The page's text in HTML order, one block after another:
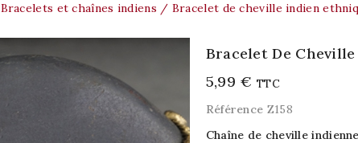
Bracelets et chaînes indiens Bracelet de cheville indien
Bracelet De
5,99 € TTC
Référence Z158
Chaîne de cheville indienne